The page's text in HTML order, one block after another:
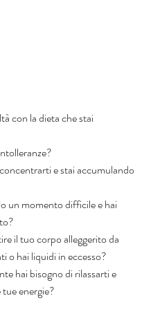
con la dieta che stai
e stai accumulando
un momento difficile e hai
il tuo corpo alleggerito da
o hai liquidi in eccesso?
hai bisogno di rilassarti e
energie?